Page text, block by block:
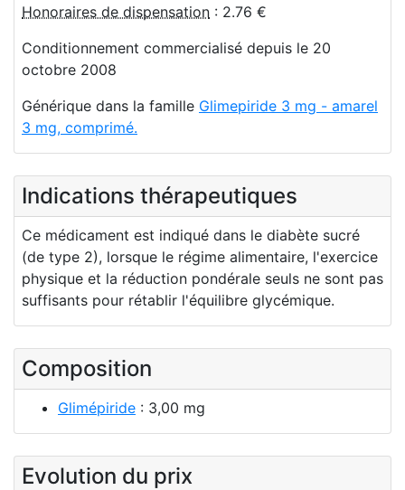
Honoraires de dispensation : 2.76 €
Conditionnement commercialisé depuis le 20
octobre 2008
Générique dans la famille Glimepiride 3 mg - amarel
3 mg, comprimé.
Indications thérapeutiques
Ce médicament est indiqué dans le diabète sucré
(de type 2), lorsque le régime alimentaire, l'exercice
physique et la réduction pondérale seuls ne sont pas
suffisants pour rétablir l'équilibre glycémique.
Composition
Glimépiride : 3,00 mg
Evolution du prix